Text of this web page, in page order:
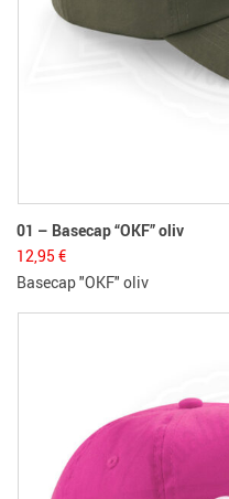
01 – Basecap “OKF” oliv
12,95 €
Basecap "OKF" oliv